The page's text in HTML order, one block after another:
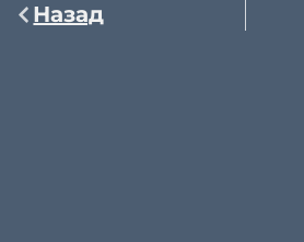
Назад